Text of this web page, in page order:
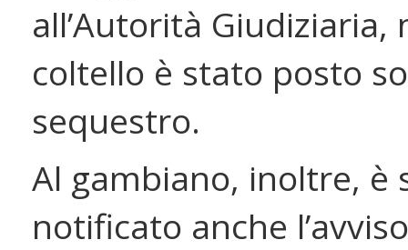
all’Autorità Giudiziaria,
coltello è stato posto
sequestro.
Al gambiano, inoltre, è
notificato anche